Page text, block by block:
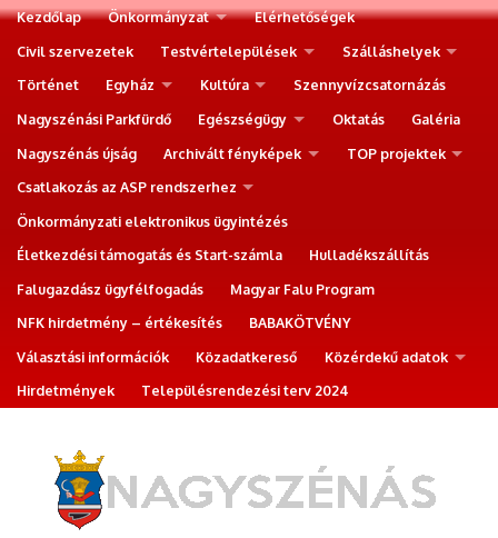
Kezdőlap Önkormányzat
Elérhetőségek
Civil szervezetek
Testvértelepülések
Szálláshelyek
Történet
Egyház Kultúra
Szennyvízcsatornázás
Nagyszénási Parkfürdő
Egészségügy Oktatás
Galéria
Nagyszénás újság
Archivált fényképek
TOP projektek
Csatlakozás az ASP rendszerhez
Önkormányzati elektronikus ügyintézés
Életkezdési támogatás és Start-számla
Hulladékszállítás
Falugazdász ügyfélfogadás
Magyar Falu Program
NFK hirdetmény – értékesítés
BABAKÖTVÉNY
Választási információk
Közadatkereső
Közérdekű adatok
Hirdetmények
Településrendezési terv 2024